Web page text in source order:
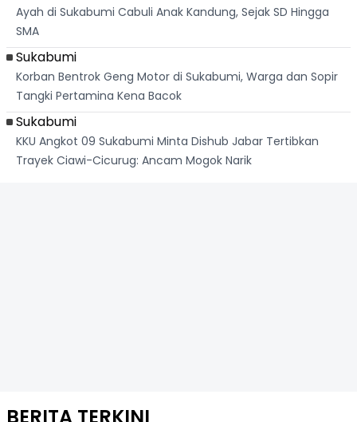
Ayah di Sukabumi Cabuli Anak Kandung, Sejak SD Hingga
SMA
Sukabumi
Korban Bentrok Geng Motor di Sukabumi, Warga dan Sopir
Tangki Pertamina Kena Bacok
Sukabumi
KKU Angkot 09 Sukabumi Minta Dishub Jabar Tertibkan
Trayek Ciawi-Cicurug: Ancam Mogok Narik
BERITA TERKINI